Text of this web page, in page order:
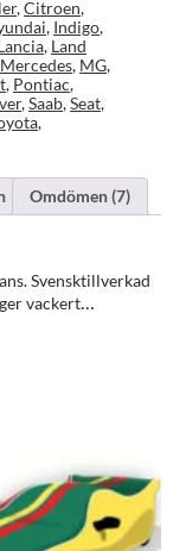
,Citroen,
, Indigo,
, Land
Mercedes, MG,
, Pontiac,
,Saab,Seat,
,
Omdömen (7)
Svensktillverkad
vackert…